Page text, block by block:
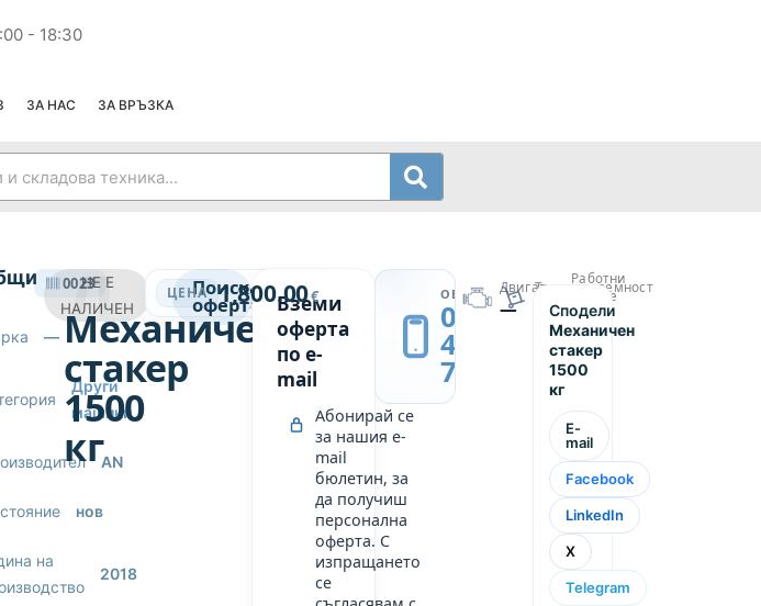
- 18:30
ЗА НАС ЗА ВРЪЗКА
—
Други
машини
АN
нов
на
2018
0023НЕ Е
НАЛИЧЕНДРУГИ МАШИНИ
Механичен
стакер
1500
кг
ЦЕНА 1,800.00€
Поискай
оферта →
Вземи
оферта
по e-
mail
Абонирай се
за нашия e-
mail
бюлетин, за
да получиш
персонална
оферта. С
изпращането
се
ОБАДИ СЕ
0889
439
749
Двигател
—
Товароподемност
1500
Работни
часове
—
Сподели
Механичен
стакер
1500
кг
E-
mail
Facebook
LinkedIn
X
Telegram